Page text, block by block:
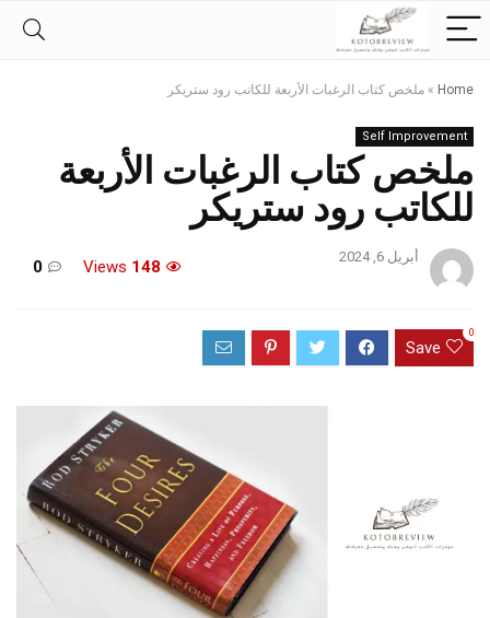
Home
» ملخص كتاب الرغبات الأربعة للكاتب رود ستريكر
Self Improvement
ملخص كتاب الرغبات الأربعة
للكاتب رود ستريكر
أبريل 6, 2024
148
0
Save
0